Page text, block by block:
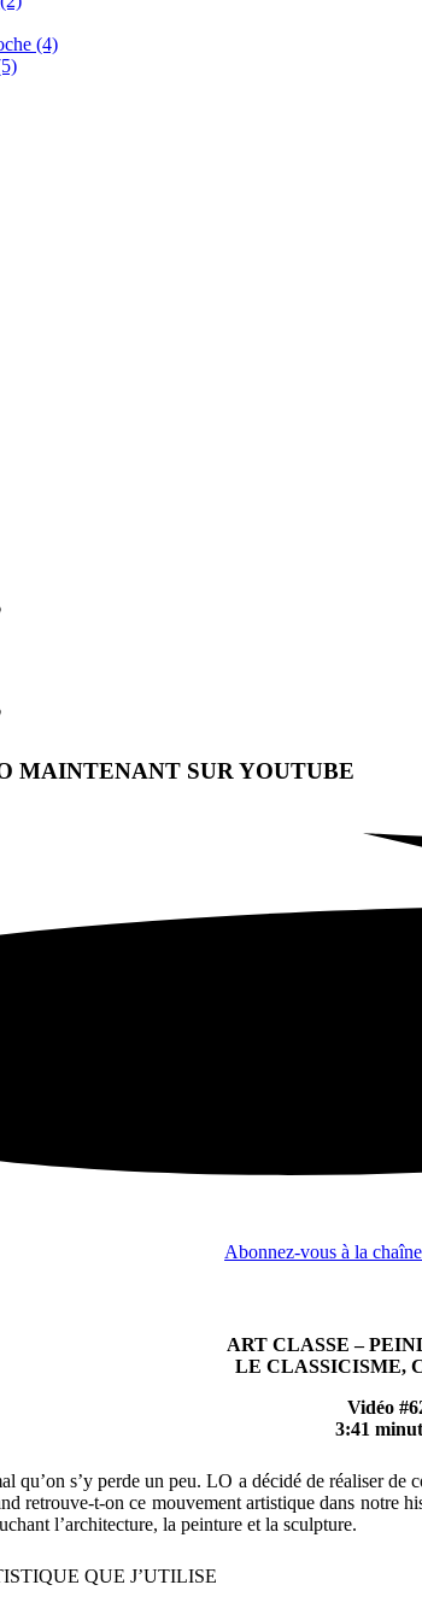
(4)
MAINTENANT SUR YOUTUBE
Abonnez-vous à la
ART CLASSE –
LE CLASSICISME,
Vidéo
3:41
qu’on s’y perde un peu. LO a décidé de réaliser
retrouve-t-on ce mouvement artistique dans notre
l’architecture, la peinture et la sculpture.
QUE J’UTILISE